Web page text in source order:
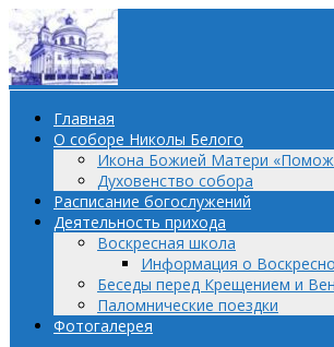
Главная
О соборе Николы Белого
Икона Божией Матери
Духовенство собора
Расписание богослужений
Деятельность прихода
Воскресная школа
Информация о
Беседы перед Крещением и
Паломнические поездки
Фотогалерея